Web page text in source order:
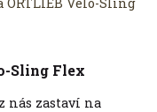
Sling Flex
nás zastaví na